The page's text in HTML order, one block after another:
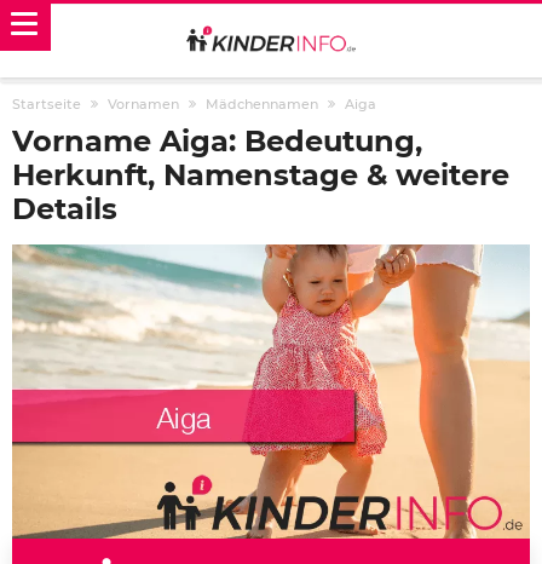
Startseite Vornamen Mädchennamen Aiga
Vorname Aiga: Bedeutung,
Herkunft, Namenstage & weitere
Details